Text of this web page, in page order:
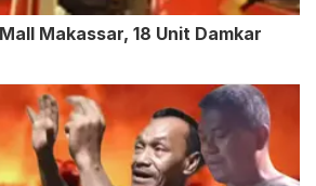
Makassar, 18 Unit Damkar